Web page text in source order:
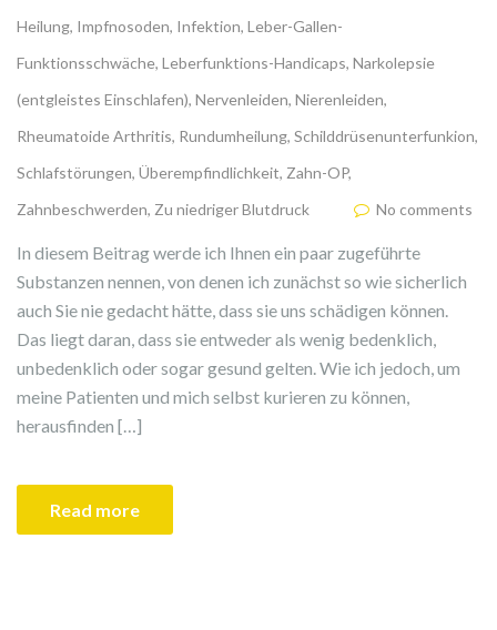
Heilung, Impfnosoden, Infektion, Leber-Gallen-
Funktionsschwäche, Leberfunktions-Handicaps, Narkolepsie
(entgleistes Einschlafen), Nervenleiden, Nierenleiden,
Rheumatoide Arthritis, Rundumheilung, Schilddrüsenunterfunkion,
Schlafstörungen, Überempfindlichkeit, Zahn-OP,
Zahnbeschwerden, Zu niedriger Blutdruck No comments
In diesem Beitrag werde ich Ihnen ein paar zugeführte
Substanzen nennen, von denen ich zunächst so wie sicherlich
auch Sie nie gedacht hätte, dass sie uns schädigen können.
Das liegt daran, dass sie entweder als wenig bedenklich,
unbedenklich oder sogar gesund gelten. Wie ich jedoch, um
meine Patienten und mich selbst kurieren zu können,
herausfinden […]
Read more